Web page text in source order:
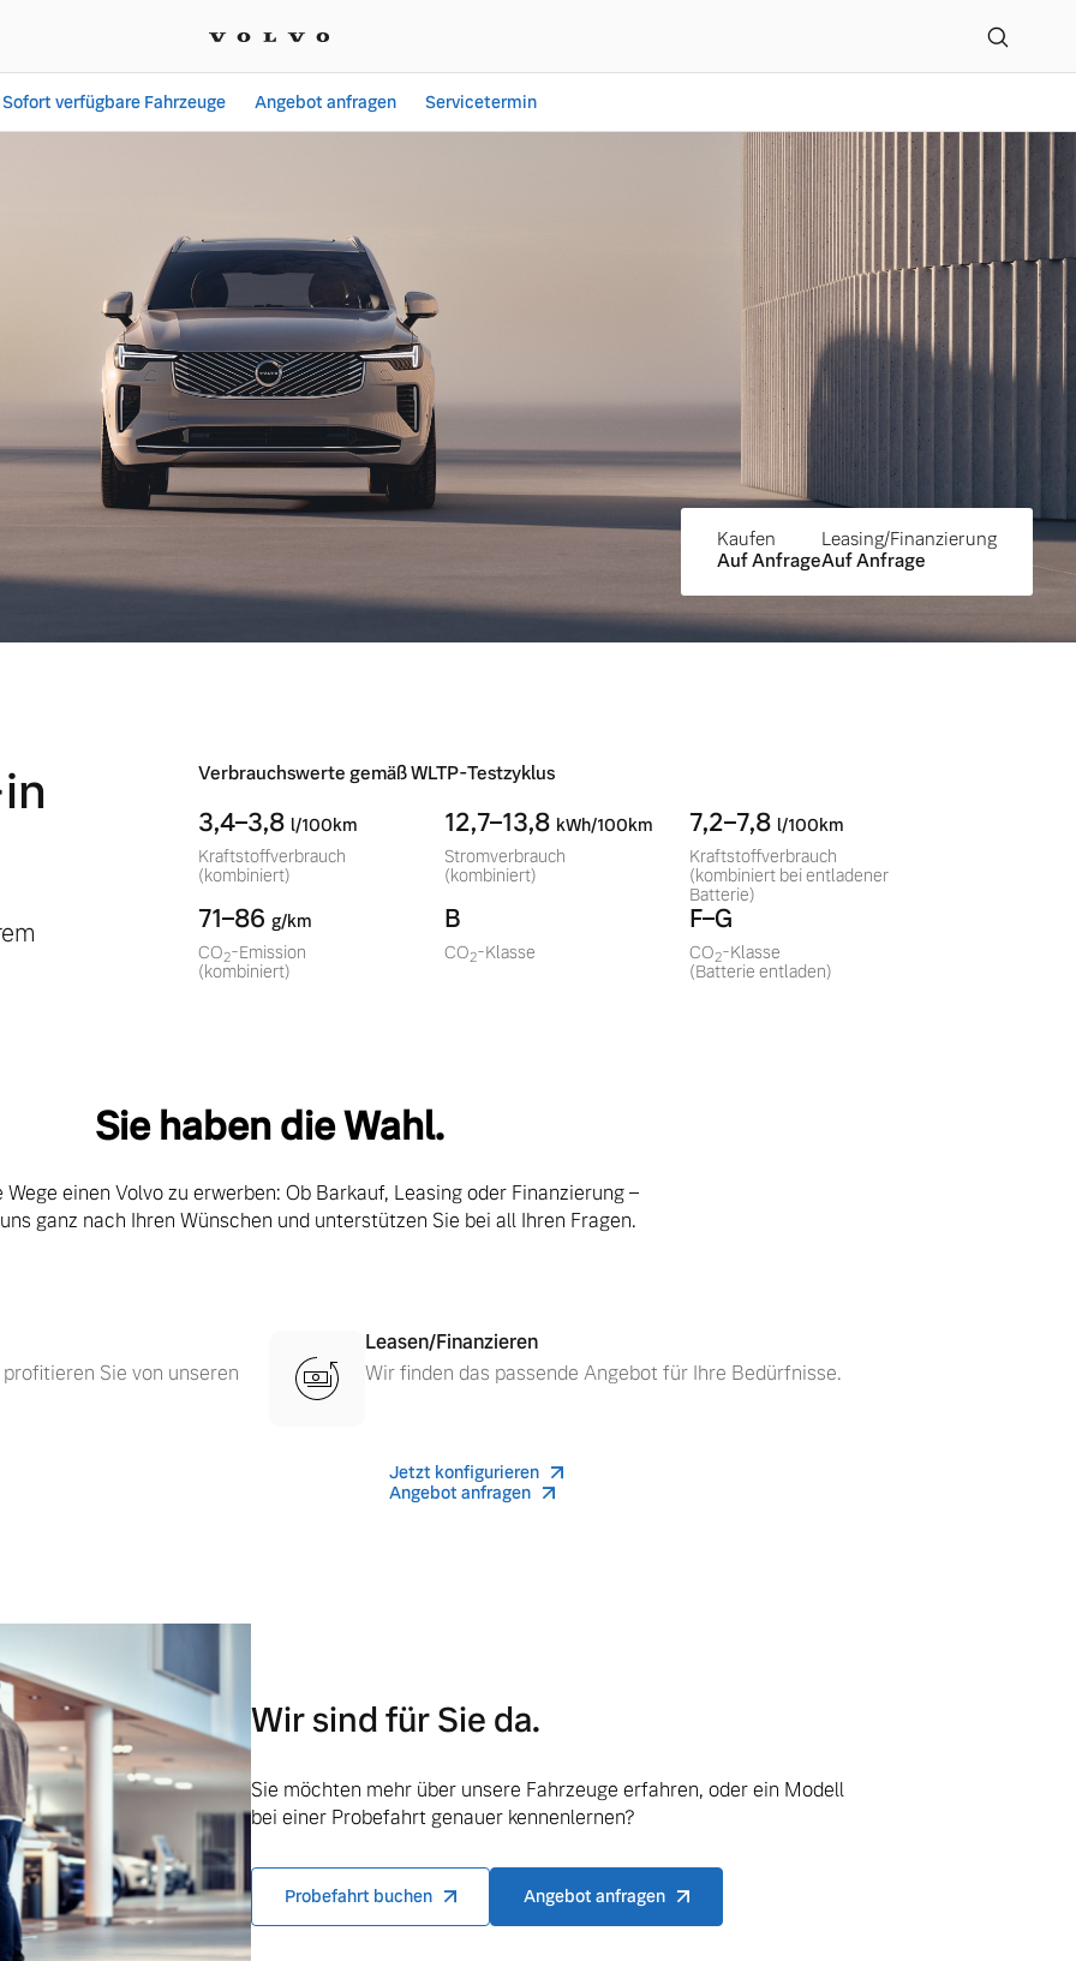
bei Autohaus München
Sofort verfügbare Fahrzeuge Angebot anfragen Servicetermin
Original Volvo Winter- und Sommer Kompletträder.
Kaufen
Auf Anfrage
Leasing/Finanzierung
Auf Anfrage
Verbrauchswerte gemäß WLTP-Testzyklus
3,4–3,8 l/100km
Kraftstoffverbrauch
(kombiniert)
12,7–13,8 kWh/100km
Stromverbrauch
(kombiniert)
7,2–7,8 l/100km
Kraftstoffverbrauch
(kombiniert bei entladener
Batterie)
71–86 g/km
CO2-Emission
(kombiniert)
B
CO2-Klasse
F–G
CO2-Klasse
(Batterie entladen)
Sie haben die Wahl.
Wege einen Volvo zu erwerben: Ob Barkauf, Leasing oder Finanzierung –
ganz nach Ihren Wünschen und unterstützen Sie bei all Ihren Fragen.
Sie von unseren
Leasen/Finanzieren
Wir finden das passende Angebot für Ihre Bedürfnisse.
Jetzt konfigurieren
Angebot anfragen
Wir sind für Sie da.
Sie möchten mehr über unsere Fahrzeuge erfahren, oder ein Modell
bei einer Probefahrt genauer kennenlernen?
Probefahrt buchen Angebot anfragen